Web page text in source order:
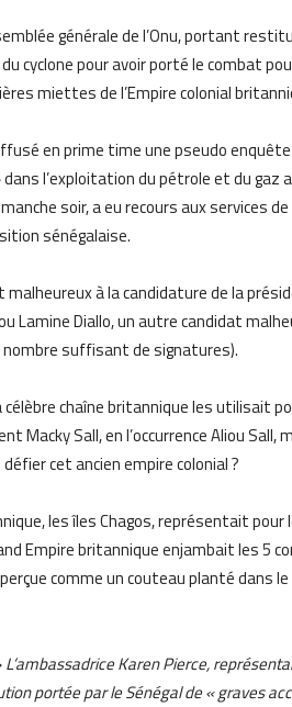
générale de l’Onu, portant
cyclone pour avoir porté le combat
miettes de l’Empire colonial
en prime time une pseudo
l’exploitation du pétrole et du gaz
soir, a eu recours aux services
sénégalaise.
à la candidature de la
Lamine Diallo, un autre candidat
suffisant de signatures).
chaîne britannique les utilisait
Macky Sall, en l’occurrence Aliou Sall,
défier cet ancien empire colonial ?
les îles Chagos, représentait
Empire britannique enjambait les 5
comme un couteau planté dans le
L’ambassadrice Karen Pierce,
portée par le Sénégal de « graves